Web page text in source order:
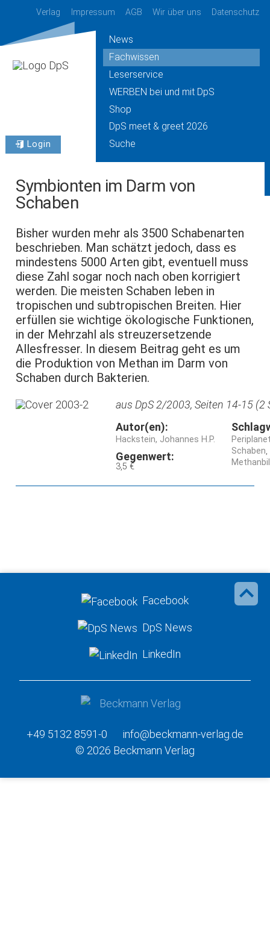
Verlag Impressum AGB Wir über uns Datenschutz
Login
News
Fachwissen
Leserservice
WERBEN bei und mit DpS
Shop
DpS meet & greet 2026
Suche
Symbionten im Darm von
Schaben
Bisher wurden mehr als 3500 Schabenarten
beschrieben. Man schätzt jedoch, dass es
mindestens 5000 Arten gibt, eventuell muss
diese Zahl sogar noch nach oben korrigiert
werden. Die meisten Schaben leben in
tropischen und subtropischen Breiten. Hier
erfüllen sie wichtige ökologische Funktionen,
in der Mehrzahl als streuzersetzende
Allesfresser. In diesem Beitrag geht es um
die Produktion von Methan im Darm von
Schaben durch Bakterien.
aus DpS 2/2003, Seiten 14-15 (2
Autor(en):
Hackstein, Johannes H.P.
Gegenwert:
3,5 €
Schaben
Facebook
DpS News
LinkedIn
+49 5132 8591-0
info@beckmann-verlag.de
© 2026 Beckmann Verlag